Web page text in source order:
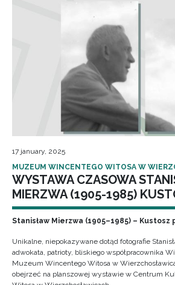
17 january, 2025
MUZEUM WINCENTEGO WITOSA W
WYSTAWA CZASOWA
MIERZWA (1905-1985)
Stanisław Mierzwa (1905–1985) – Kustosz
Unikalne, niepokazywane dotąd fotografie
adwokata, patrioty, bliskiego współpracownika
Muzeum Wincentego Witosa w
obejrzeć na planszowej wystawie w Centrum